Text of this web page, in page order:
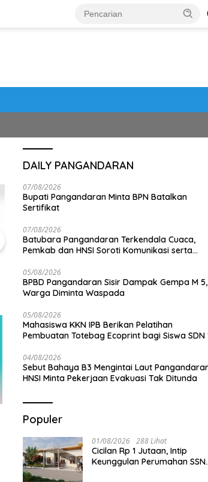
Laut Pangandaran, HNSI Minta
Pekerjaan Evakuasi Tak
Ditunda
Selamanya
DAILY PANGANDARAN
07/08/2026
Bupati Pangandaran Minta BPN Batalkan
Sertifikat
07/08/2026
Batubara Pangandaran Terkendala Cuaca,
Pemkab dan HNSI Soroti Komunikasi serta
05/08/2026
BPBD Pangandaran Sisir Dampak Gempa M
Warga Diminta Waspada
05/08/2026
Mahasiswa KKN IPB Berikan Pelatihan
Pembuatan Totebag Ecoprint bagi Siswa SDN
04/08/2026
Sebut Bahaya B3 Mengintai Laut
HNSI Minta Pekerjaan Evakuasi Tak Ditunda
Populer
01/08/2026 288 Lihat
Cicilan Rp 1 Jutaan, Intip
Keunggulan Perumahan SSN